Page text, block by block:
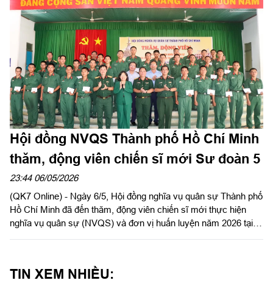
Hội đồng NVQS Thành phố Hồ Chí Minh
thăm, động viên chiến sĩ mới Sư đoàn 5
23:44 06/05/2026
(QK7 Online) - Ngày 6/5, Hội đồng nghĩa vụ quân sự Thành phố
Hồ Chí Minh đã đến thăm, động viên chiến sĩ mới thực hiện
nghĩa vụ quân sự (NVQS) và đơn vị huấn luyện năm 2026 tại
TIN XEM NHIỀU: